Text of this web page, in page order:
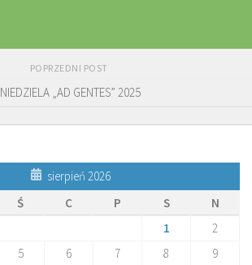
POPRZEDNI POST
NIEDZIELA „AD GENTES” 2025
sierpień 2026
Ś C P S
N
1
2
5 6 7 8
9